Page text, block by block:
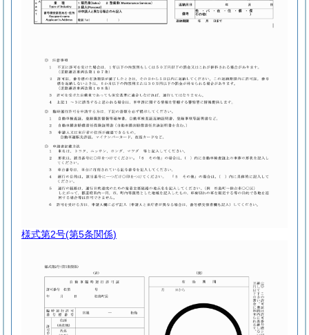
様式第2号(第5条関係)